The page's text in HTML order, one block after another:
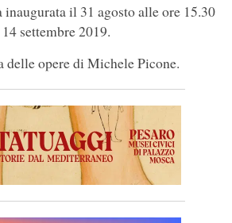
inaugurata il 31 agosto alle ore 15.30
settembre 2019.
delle opere di Michele Picone.